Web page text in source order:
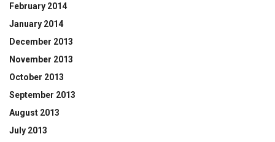
February 2014
January 2014
December 2013
November 2013
October 2013
September 2013
August 2013
July 2013